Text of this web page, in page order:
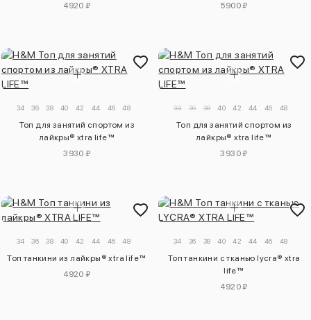
4920 ₽
5900 ₽
34 36 38 40 42 44 46 48
Топ для занятий спортом из
лайкры® xtra life™
3930 ₽
34 36 38 40 42 44 46 48
Топ для занятий спортом из
лайкры® xtra life™
3930 ₽
34 36 38 40 42 44 46 48
Топ танкини из лайкры® xtra life™
4920 ₽
34 36 38 40 42 44 46 48
Топ танкини с тканью lycra® xtra
life™
4920 ₽